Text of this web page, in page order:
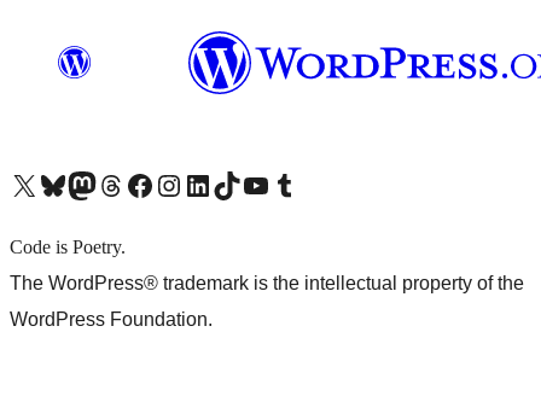
X (旧 Twitter) アカウントへBluesky アカウントへMastodon アカウントへThreads アカウントへ Facebook ページへInstagram アカウントへ LinkedIn アカウントへTikTok アカウントへYouTube チャンネルへ Tumblr アカウントへ
Code is Poetry.
The WordPress® trademark is the intellectual property of the
WordPress Foundation.